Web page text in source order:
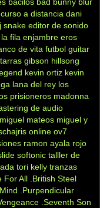
curso a distancia dani
snake editor de sonido
fila enjambre eros
de vita futbol guitar
gibson hillsong
kevin ortiz kevin
lana del rey los
prisioneros madonna
de audio
miguel mateos miguel y
online ov7
ramon ayala rojo
softonic talller de
tori kelly tranzas
For All .British Steel
.Purpendicular
.Seventh Son